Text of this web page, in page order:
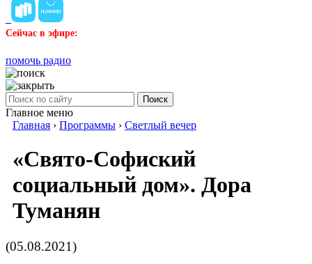
Сейчас в эфире:
помочь радио
Поиск
Главное меню
Главная › Программы › Светлый вечер
«Свято-Софиский
социальный дом». Дора
Туманян
(05.08.2021)